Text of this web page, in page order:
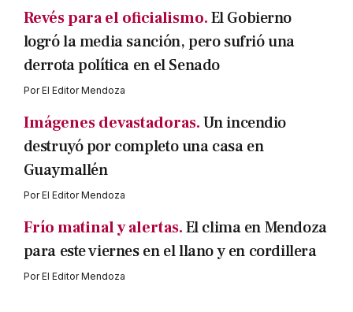
Revés para el oficialismo.El Gobierno
logró la media sanción, pero sufrió una
derrota política en el Senado
PorEl Editor Mendoza
Imágenes devastadoras.Un incendio
destruyó por completo una casa en
Guaymallén
PorEl Editor Mendoza
Frío matinal y alertas.El clima en Mendoza
para este viernes en el llano y en cordillera
PorEl Editor Mendoza